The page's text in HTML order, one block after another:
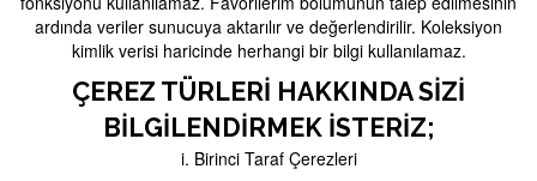
ardında veriler sunucuya aktarılır ve değerlendirilir. Koleksiyon
kimlik verisi haricinde herhangi bir bilgi kullanılamaz.
ÇEREZ TÜRLERI HAKKINDA SIZI
BILGILENDIRMEK İSTERIZ;
i. Birinci Taraf Çerezleri